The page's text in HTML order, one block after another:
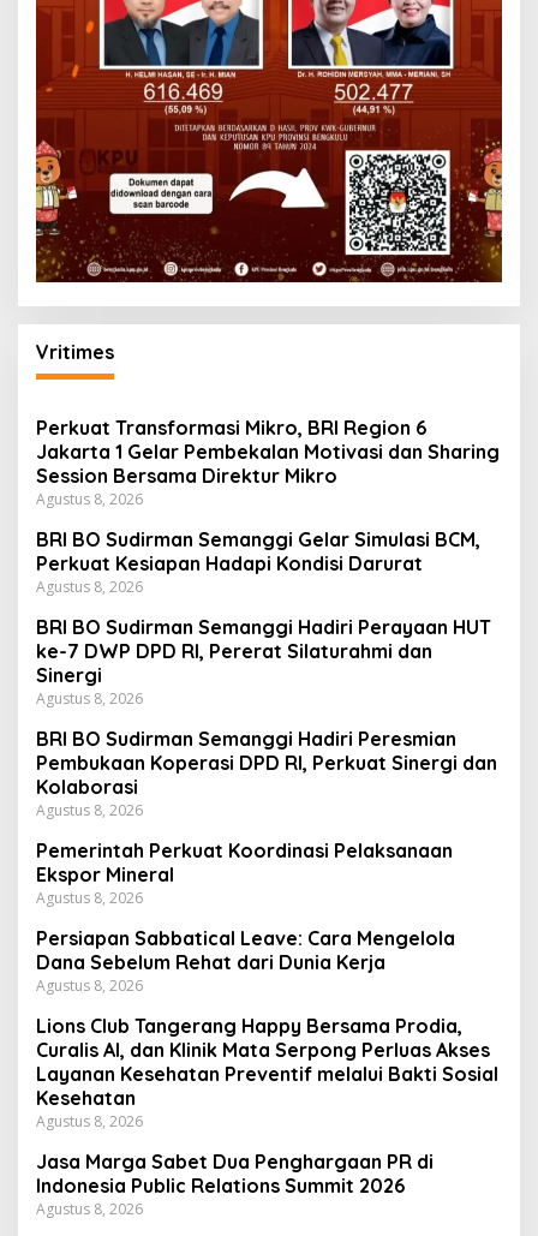
Vritimes
Perkuat Transformasi Mikro, BRI Region 6
Jakarta 1 Gelar Pembekalan Motivasi dan Sharing
Session Bersama Direktur Mikro
Agustus 8, 2026
BRI BO Sudirman Semanggi Gelar Simulasi BCM,
Perkuat Kesiapan Hadapi Kondisi Darurat
Agustus 8, 2026
BRI BO Sudirman Semanggi Hadiri Perayaan HUT
ke-7 DWP DPD RI, Pererat Silaturahmi dan
Sinergi
Agustus 8, 2026
BRI BO Sudirman Semanggi Hadiri Peresmian
Pembukaan Koperasi DPD RI, Perkuat Sinergi dan
Kolaborasi
Agustus 8, 2026
Pemerintah Perkuat Koordinasi Pelaksanaan
Ekspor Mineral
Agustus 8, 2026
Persiapan Sabbatical Leave: Cara Mengelola
Dana Sebelum Rehat dari Dunia Kerja
Agustus 8, 2026
Lions Club Tangerang Happy Bersama Prodia,
Curalis AI, dan Klinik Mata Serpong Perluas Akses
Layanan Kesehatan Preventif melalui Bakti Sosial
Kesehatan
Agustus 8, 2026
Jasa Marga Sabet Dua Penghargaan PR di
Indonesia Public Relations Summit 2026
Agustus 8, 2026